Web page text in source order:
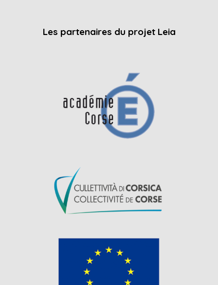
Les partenaires du projet Leia